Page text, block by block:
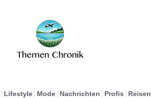
Lifestyle Mode Nachrichten Profis Reisen